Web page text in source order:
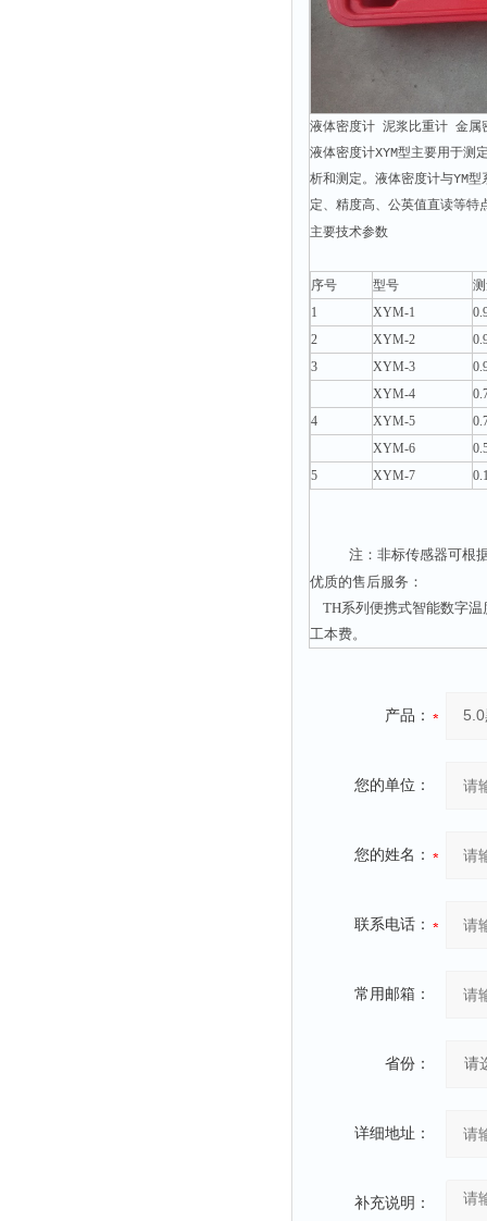
液体密度计 泥浆比重计 金属
液体密度计XYM型主要用于测
析和测定。液体密度计与YM
定、精度高、公英值直读等特
主要技术参数
序号 型号
1
XYM-1
2
XYM-2
3
XYM-3
XYM-4
4
XYM-5
XYM-6 0.
5
XYM-7
注：非标传感器可根
优质的售后服务：
TH系列便携式智能数字
工本费。
产品：
您的单位：
您的姓名：
联系电话：
常用邮箱：
省份：
详细地址：
补充说明：